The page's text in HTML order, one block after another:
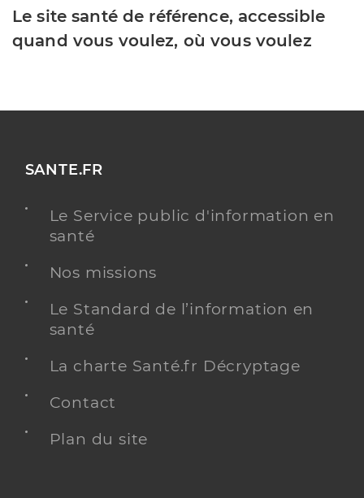
Le site santé de référence, accessible
quand vous voulez, où vous voulez
SANTE.FR
Le Service public d'information en
santé
Nos missions
Le Standard de l’information en
santé
La charte Santé.fr Décryptage
Contact
Plan du site